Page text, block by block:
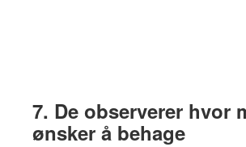
7. De observerer hvor
ønsker å behage